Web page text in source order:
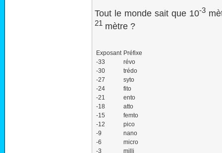
Tout le monde sait que 10-3
21 mètre ?
Exposant Préfixe
-33
révo
-30
trédo
-27
syto
-24
fito
-21
ento
-18
atto
-15
femto
-12
pico
-9
nano
-6
micro
-3
milli